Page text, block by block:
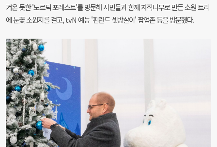
겨온 듯한 '노르딕 포레스트'를 방문해 시민들과 함께 자작나무로 만든 소원 트리
에 눈꽃 소원지를 걸고, tvN 예능 '핀란드 셋방살이' 팝업존 등을 방문했다.